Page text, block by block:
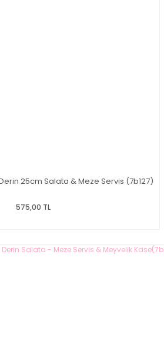
Derin 25cm Salata & Meze Servis (7b127)
575,00 TL